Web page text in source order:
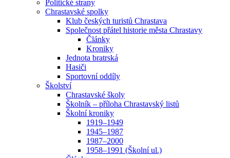
Politické strany
Chrastavské spolky
Klub českých turistů Chrastava
Společnost přátel historie města Chrastavy
Články
Kroniky
Jednota bratrská
Hasiči
Sportovní oddíly
Školství
Chrastavské školy
Školník – příloha Chrastavský listů
Školní kroniky
1919–1949
1945–1987
1987–2000
1958–1991 (Školní ul.)